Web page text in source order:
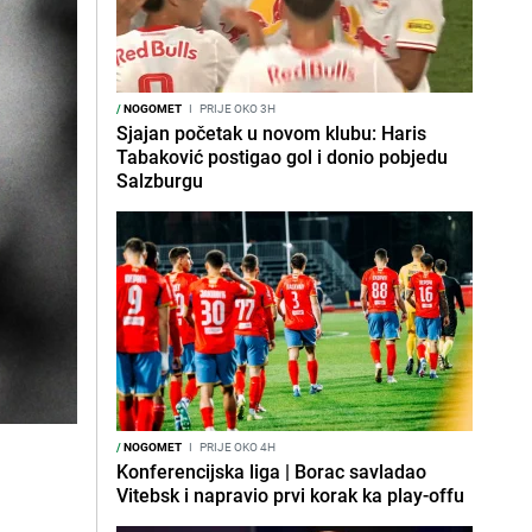
/NOGOMET I PRIJE OKO 3H
Sjajan početak u novom klubu: Haris
Tabaković postigao gol i donio pobjedu
Salzburgu
/NOGOMET I PRIJE OKO 4H
Konferencijska liga | Borac savladao
Vitebsk i napravio prvi korak ka play-offu